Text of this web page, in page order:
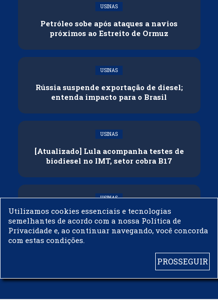
USINAS
Petróleo sobe após ataques a navios
próximos ao Estreito de Ormuz
USINAS
Rússia suspende exportação de diesel;
entenda impacto para o Brasil
USINAS
[Atualizado] Lula acompanha testes de
biodiesel no IMT, setor cobra B17
USINAS
Governo adia reunião sobre mistura de
etanol na gasolina
Utilizamos cookies essenciais e tecnologias
semelhantes de acordo com a nossa Política de
Privacidade e, ao continuar navegando, você concorda
com estas condições.
PROSSEGUIR